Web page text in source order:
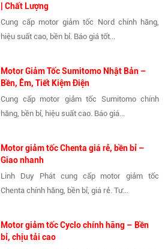
| Chất Lượng
Cung cấp motor giảm tốc Nord chính hãng,
hiệu suất cao, bền bỉ. Báo giá tốt...
Motor Giảm Tốc Sumitomo Nhật Bản –
Bền, Êm, Tiết Kiệm Điện
Cung cấp motor giảm tốc Sumitomo chính
hãng, bền bỉ, hiệu suất cao. Báo giá...
Motor giảm tốc Chenta giá rẻ, bền bỉ –
Giao nhanh
Linh Duy Phát cung cấp motor giảm tốc
Chenta chính hãng, bền bỉ, giá rẻ. Tư...
Motor giảm tốc Cyclo chính hãng – Bền
bỉ, chịu tải cao